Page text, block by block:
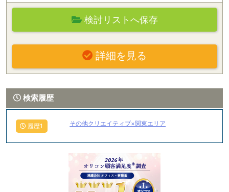
検討リストへ保存
詳細を見る
検索履歴
履歴1 その他クリエイティブ×関東エリア